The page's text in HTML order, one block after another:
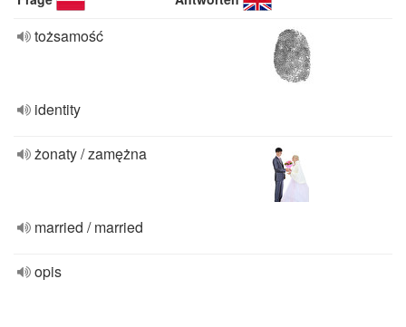
tożsamość
identity
żonaty / zamężna
married / married
opis